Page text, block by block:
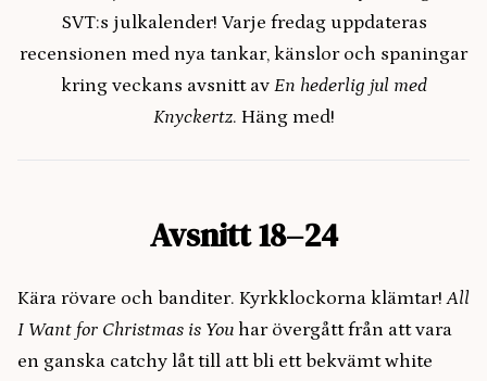
SVT:s julkalender! Varje fredag uppdateras
recensionen med nya tankar, känslor och spaningar
kring veckans avsnitt av En hederlig jul med
Knyckertz. Häng med!
Avsnitt 18–24
Kära rövare och banditer. Kyrkklockorna klämtar!All
I Want for Christmas is You har övergått från att vara
en ganska catchy låt till att bli ett bekvämt white